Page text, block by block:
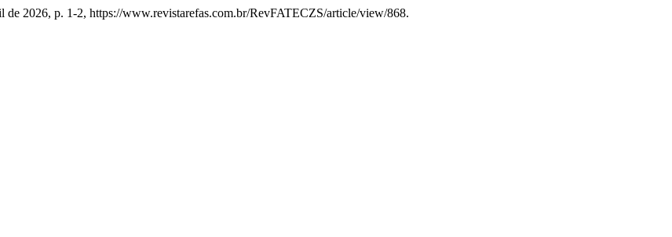
de 2026, p. 1-2, https://www.revistarefas.com.br/RevFATECZS/article/view/868.